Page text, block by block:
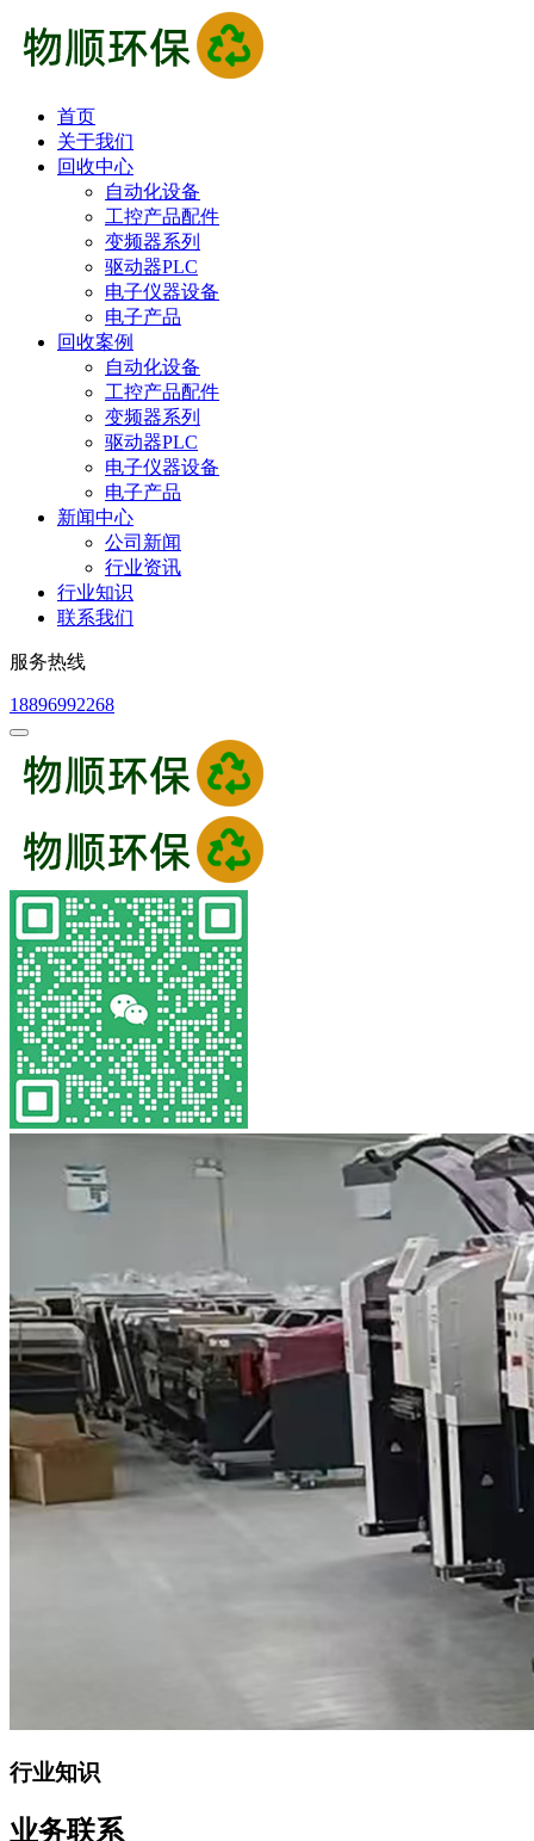
首页
关于我们
回收中心
自动化设备
工控产品配件
变频器系列
驱动器PLC
电子仪器设备
电子产品
回收案例
自动化设备
工控产品配件
变频器系列
驱动器PLC
电子仪器设备
电子产品
新闻中心
公司新闻
行业资讯
行业知识
联系我们
服务热线
18896992268
行业知识
业务联系